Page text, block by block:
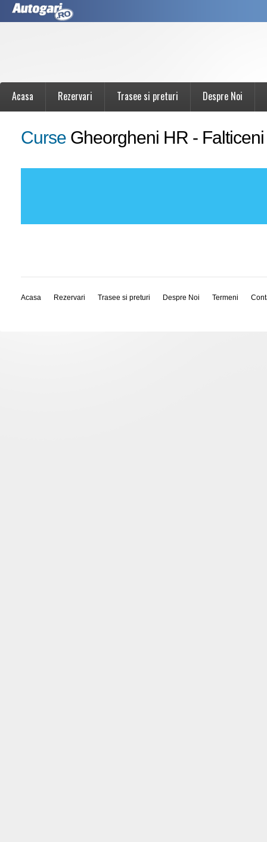
Acasa Rezervari Trasee si preturi Despre Noi
Curse Gheorgheni HR - Falticeni
Acasa Rezervari Trasee si preturi Despre Noi Termeni